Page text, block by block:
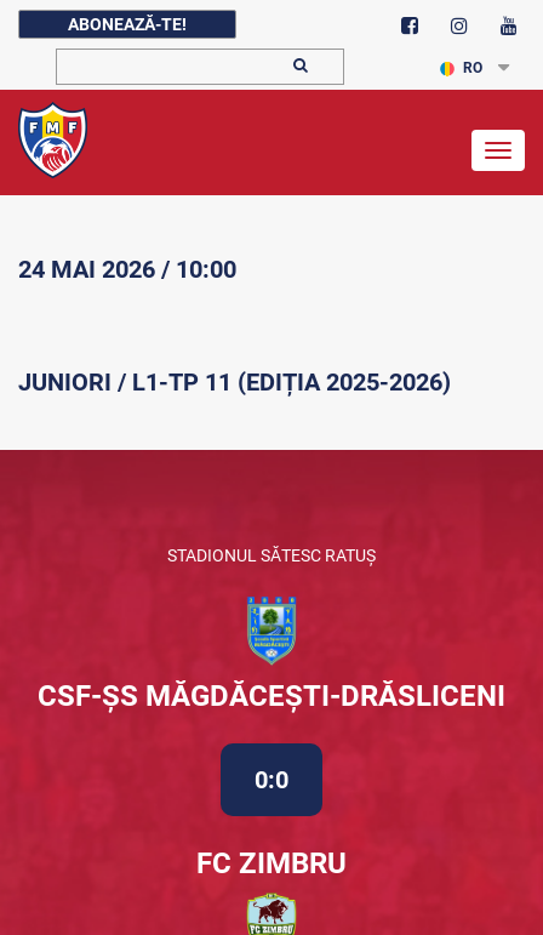
ABONEAZĂ-TE!
RO
24 MAI 2026 / 10:00
JUNIORI / L1-TP 11 (EDIȚIA 2025-2026)
STADIONUL SĂTESC RATUȘ
CSF-ȘS MĂGDĂCEȘTI-DRĂSLICENI
0:0
FC ZIMBRU